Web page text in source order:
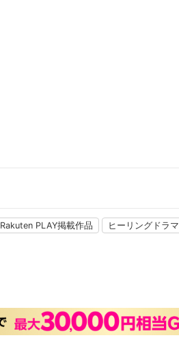
Rakuten PLAY掲載作品 ヒーリングドラマ